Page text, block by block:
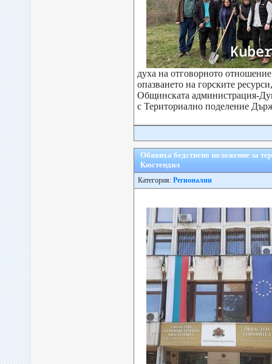
духа на отговорното
опазването на горските
Общинската администрация-
с Териториално поделение
Обявиха бедствено положение за
Кюстендил
Категория: Регионални